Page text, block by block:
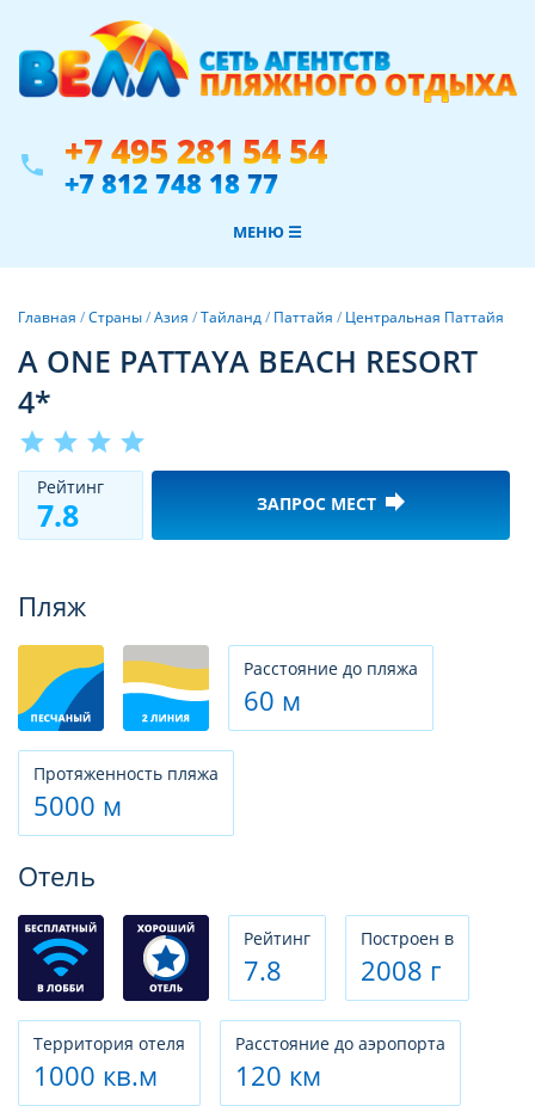
phone +7 495 281 54 54
+7 812 748 18 77
МЕНЮ ☰
Главная /Страны/Азия /Тайланд/ Паттайя / Центральная Паттайя
A ONE PATTAYA BEACH RESORT
4*
star star star star
Рeйтинг
7.8 ЗАПРОС МЕСТ forward
Пляж
Расстояние до пляжа
60 м
Протяженность пляжа
5000 м
Отель
Рeйтинг
7.8
Построен в
2008 г
Территория отеля
1000 кв.м
Расстояние до аэропорта
120 км